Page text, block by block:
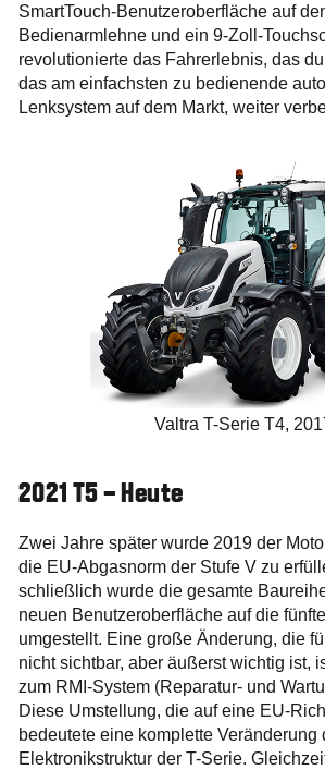
SmartTouch-Benutzeroberfläche auf
Bedienarmlehne und ein 9-Zoll-
revolutionierte das Fahrerlebnis, das
das am einfachsten zu bedienende
Lenksystem auf dem Markt, weiter
Valtra T-Serie T4,
2021 T5 – Heute
Zwei Jahre später wurde 2019 der
die EU-Abgasnorm der Stufe V zu
schließlich wurde die gesamte
neuen Benutzeroberfläche auf die
umgestellt. Eine große Änderung, die
nicht sichtbar, aber äußerst wichtig ist,
zum RMI-System (Reparatur- und
Diese Umstellung, die auf eine EU-
bedeutete eine komplette Veränderung
Elektronikstruktur der T-Serie.